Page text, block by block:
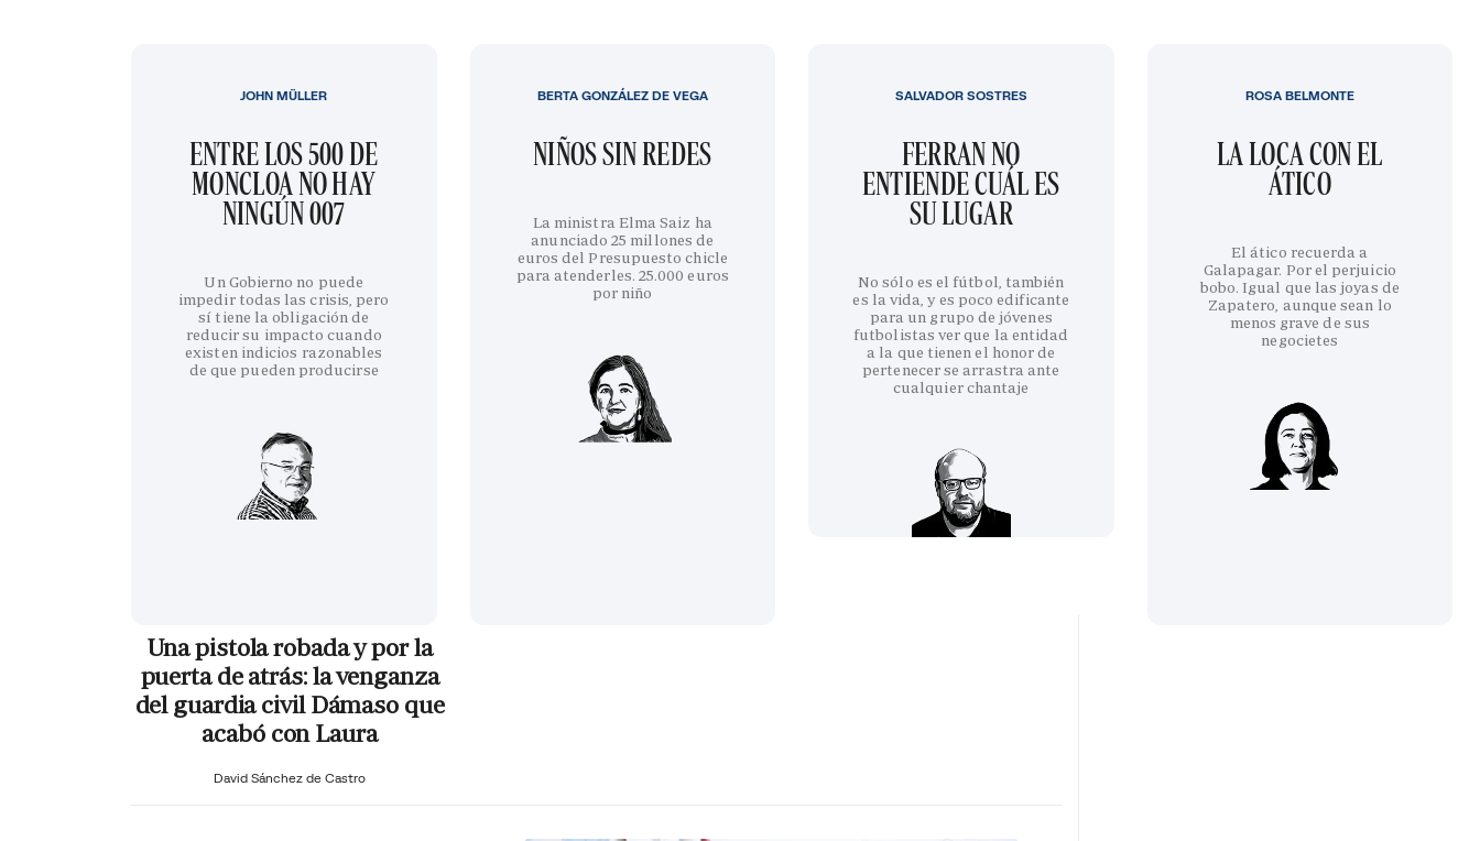
ENTRE LOS 500 DE
MONCLOA NO HAY
NINGÚN 007
Un Gobierno no puede
impedir todas las crisis, pero
sí tiene la obligación de
reducir su impacto cuando
existen indicios razonables
de que pueden producirse
JOHN MÜLLER
NIÑOS SIN REDES
La ministra Elma Saiz ha
anunciado 25 millones de
euros del Presupuesto chicle
para atenderles. 25.000 euros
por niño
BERTA GONZÁLEZ DE VEGA
FERRAN NO
ENTIENDE CUÁL ES
SU LUGAR
No sólo es el fútbol, también
es la vida, y es poco edificante
para un grupo de jóvenes
futbolistas ver que la entidad
a la que tienen el honor de
pertenecer se arrastra ante
cualquier chantaje
SALVADOR SOSTRES
LA LOCA CON EL
ÁTICO
El ático recuerda a
Galapagar. Por el perjuicio
bobo. Igual que las joyas de
Zapatero, aunque sean lo
menos grave de sus
negocietes
ROSA BELMONTE
Una pistola robada y por la
puerta de atrás: la venganza
del guardia civil Dámaso que
acabó con Laura
David Sánchez de Castro